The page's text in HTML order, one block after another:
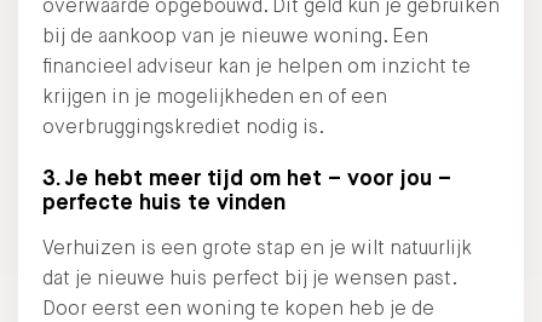
overwaarde opgebouwd. Dit geld kun je gebruiken
bij de aankoop van je nieuwe woning. Een
financieel adviseur kan je helpen om inzicht te
krijgen in je mogelijkheden en of een
overbruggingskrediet nodig is.
3. Je hebt meer tijd om het – voor jou –
perfecte huis te vinden
Verhuizen is een grote stap en je wilt natuurlijk
dat je nieuwe huis perfect bij je wensen past.
Door eerst een woning te kopen heb je de